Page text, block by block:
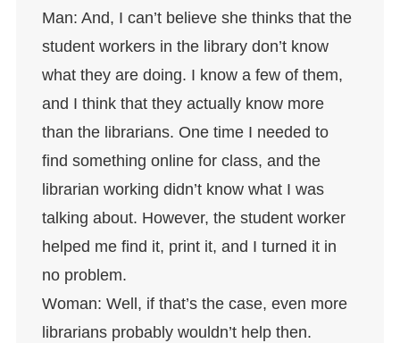
Man: And, I can’t believe she thinks that the
student workers in the library don’t know
what they are doing. I know a few of them,
and I think that they actually know more
than the librarians. One time I needed to
find something online for class, and the
librarian working didn’t know what I was
talking about. However, the student worker
helped me find it, print it, and I turned it in
no problem.
Woman: Well, if that’s the case, even more
librarians probably wouldn’t help then.